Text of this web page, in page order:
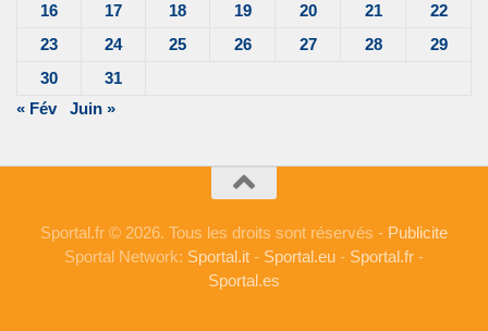
16
17 18 19 20 21
22
23
24 25 26 27 28
29
30
31
« Fév
Juin »
Sportal.fr © 2026. Tous les droits sont réservés - Publicite
Sportal Network: Sportal.it - Sportal.eu - Sportal.fr -
Sportal.es